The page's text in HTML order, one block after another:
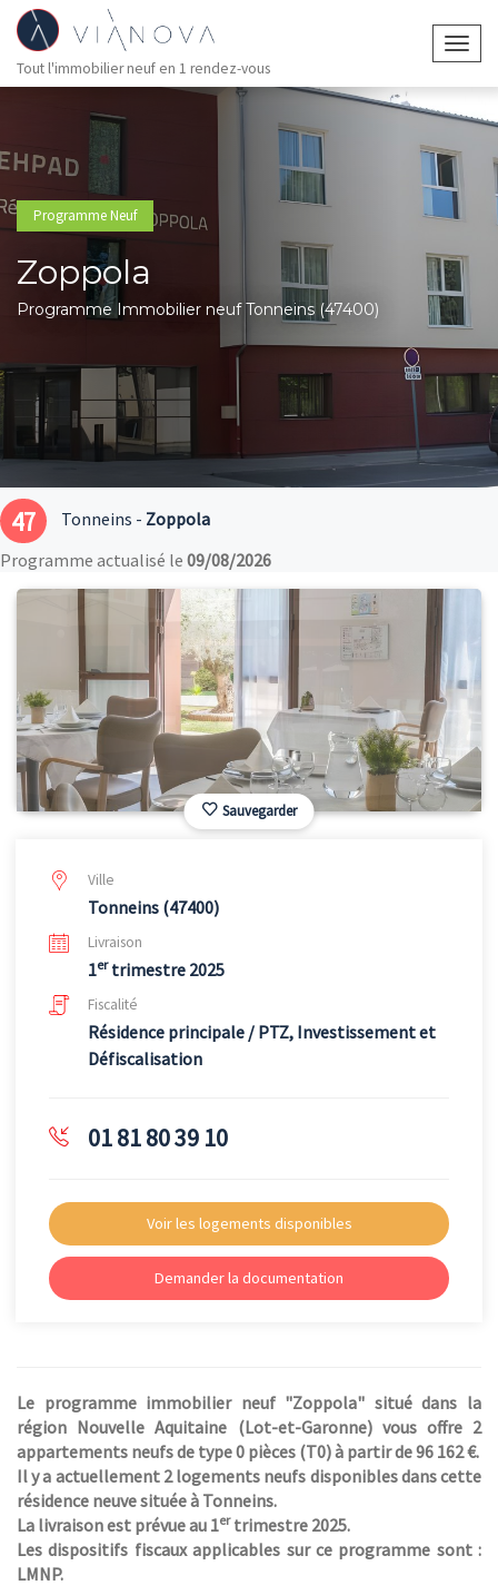
Tout l'immobilier neuf en 1 rendez-vous
Programme Neuf
Zoppola
Programme Immobilier neuf Tonneins (47400)
47 Tonneins - Zoppola
Programme actualisé le 09/08/2026
Sauvegarder
Ville
Tonneins (47400)
Livraison
1ertrimestre 2025
Fiscalité
Résidence principale / PTZ, Investissement et
Défiscalisation
01 81 80 39 10
Voir les logements disponibles
Demander la documentation
Le programme immobilier neuf "Zoppola" situé dans la
région Nouvelle Aquitaine (Lot-et-Garonne) vous offre 2
appartements neufs de type 0 pièces (T0) à partir de 96 162 €.
Il y a actuellement 2 logements neufs disponibles dans cette
résidence neuve située à Tonneins.
La livraison est prévue au 1ertrimestre 2025.
Les dispositifs fiscaux applicables sur ce programme sont :
LMNP.